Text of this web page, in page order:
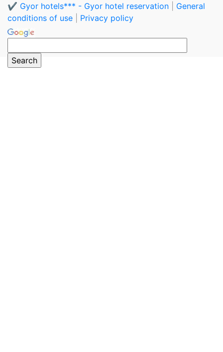
✔️ Gyor hotels*** - Gyor hotel reservation
General
conditions of use
Privacy policy